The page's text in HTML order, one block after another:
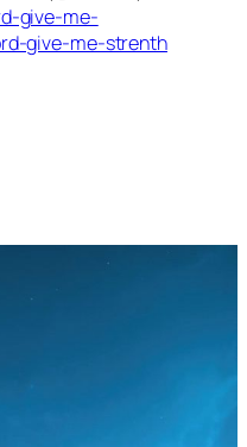
give-me-
give-me-strenth